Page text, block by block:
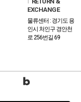
EXCHANGE
물류센터 : 경기도 용
인시 처인구 경안천
로 256번길 69